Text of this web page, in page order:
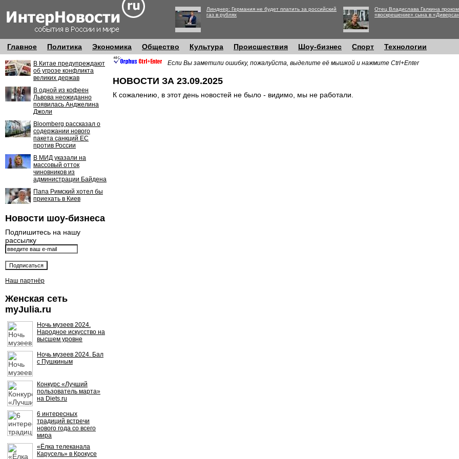
Линднер: Германия не будет платить за российский
газ в рублях
Отец Владислава Галкина
«воскрешение» сына в
Главное Политика Экономика Общество Культура Происшествия Шоу-бизнес Спорт Технологии
В Китае предупреждают
об угрозе конфликта
великих держав
В одной из кофеен
Львова неожиданно
появилась Анджелина
Джоли
Bloomberg рассказал о
содержании нового
пакета санкций ЕС
против России
В МИД указали на
массовый отток
чиновников из
администрации Байдена
Папа Римский хотел бы
приехать в Киев
Новости шоу-бизнеса
Подпишитесь на нашу
рассылку
Наш партнёр
Женская сеть
myJulia.ru
Ночь музеев 2024.
Народное искусство на
высшем уровне
Ночь музеев 2024. Бал
с Пушкиным
Конкурс «Лучший
пользователь марта»
на Diets.ru
6 интересных
традиций встречи
нового года со всего
мира
«Ёлка телеканала
Карусель» в Крокусе
Если Вы заметили ошибку, пожалуйста, выделите её мышкой и нажмите Ctrl+Enter
НОВОСТИ ЗА 23.09.2025
К сожалению, в этот день новостей не было - видимо, мы не работали.